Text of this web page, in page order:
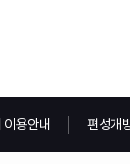
용안내 편성개